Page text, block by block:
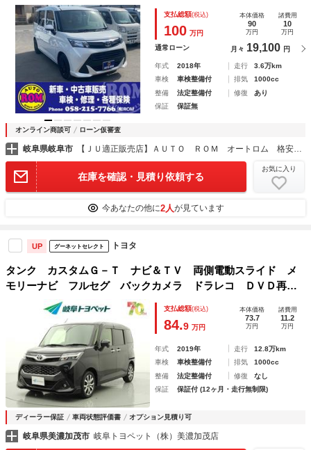
ート ＥＴＣ 電動格納ミラー ヘッドライトレベライザー
支払総額(税込)
100 万円
本体価格
90
万円
諸費用
10
万円
通常ローン 月々 19,100 円
年式 2018年 走行
3.6万km
車検
車検整備付 排気
1000cc
整備
法定整備付 修復
あり
保証
保証無
オンライン商談可 ローン仮審査
岐阜県岐阜市 【ＪＵ適正販売店】ＡＵＴＯ ＲＯＭ オートロム 格安軽自動車専門店 株式会社ＲＯＭ
在庫を確認・見積り依頼する
お気に入り
今あなたの他に2人が見ています
UP グーネットセレクト トヨタ
タンク カスタムＧ－Ｔ ナビ＆ＴＶ 両側電動スライド メ
モリーナビ フルセグ バックカメラ ドラレコ ＤＶＤ再
生 ミュージックプレイヤー接続可 衝突被害軽減システム
ＥＴＣ スマートキー ＬＥＤヘッドランプ 記録簿 キーレ
支払総額(税込)
84.9 万円
本体価格
73.7
万円
諸費用
11.2
万円
年式 2019年 走行
12.8万km
車検
車検整備付 排気
1000cc
整備
法定整備付 修復
なし
保証
保証付 (12ヶ月・走行無制限)
ディーラー保証 車両状態評価書 オプション見積り可
岐阜県美濃加茂市 岐阜トヨペット（株）美濃加茂店